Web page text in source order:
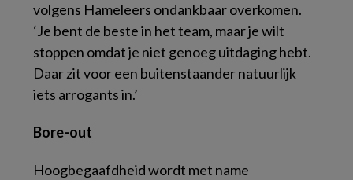
volgens Hameleers ondankbaar overkomen.
‘Je bent de beste in het team, maar je wilt
stoppen omdat je niet genoeg uitdaging hebt.
Daar zit voor een buitenstaander natuurlijk
iets arrogants in.’
Bore-out
Hoogbegaafdheid wordt met name